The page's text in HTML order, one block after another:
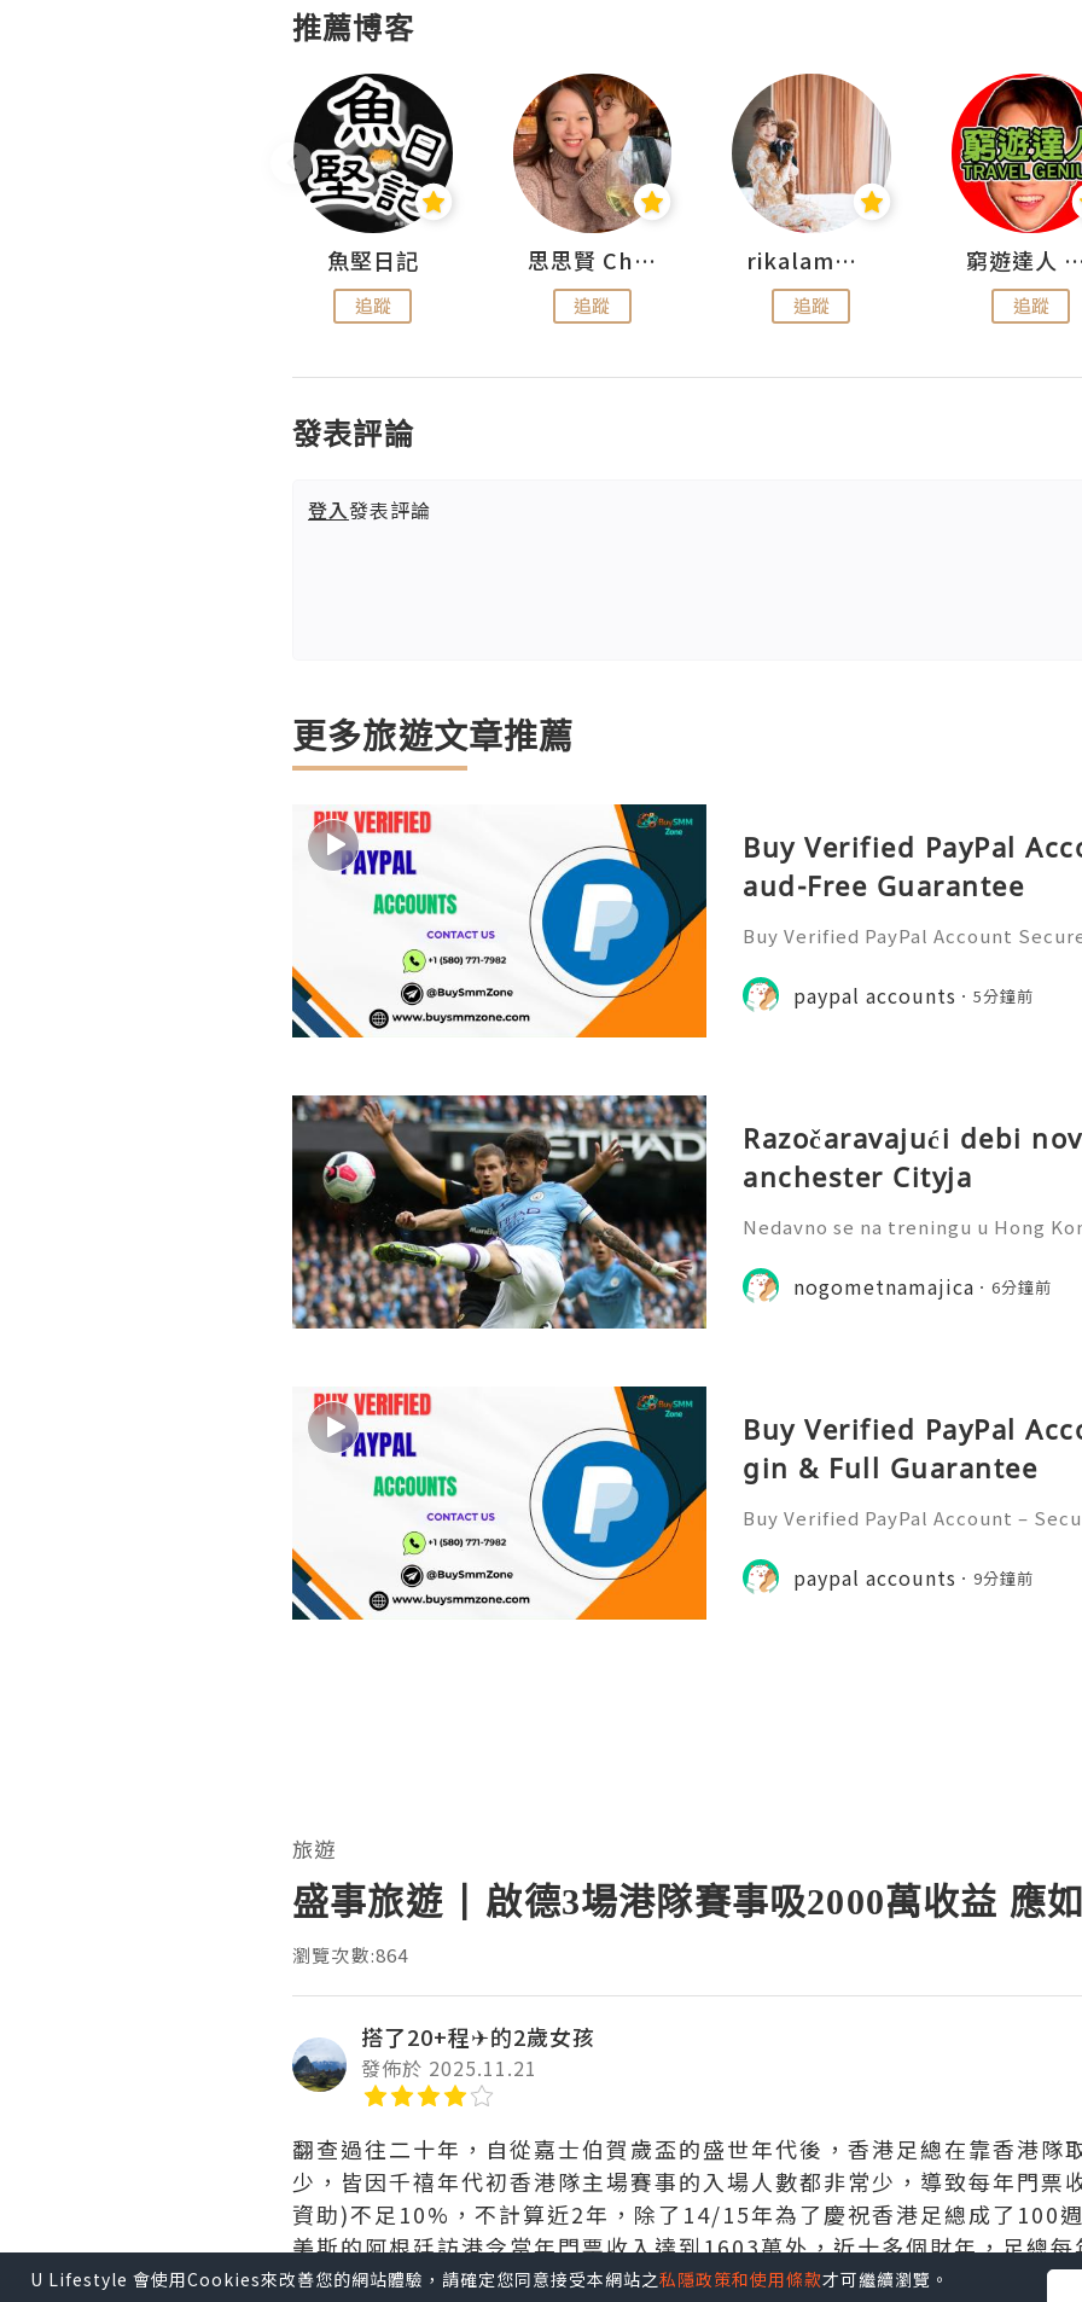
推薦博客
魚堅日記
追蹤
思思賢 ChillMyBabe
追蹤
rikalammm
追蹤
窮遊達人
追蹤
發表評論
登入發表評論
更多旅遊文章推薦
Buy Verified PayPal
aud-Free Guarantee
Buy Verified PayPal Account
e money online. Many people use
s, setting up a PayPal ac
paypal accounts 5分鐘前
Razočaravajući debi
anchester Cityja
Nedavno se na treningu u Hong
dresovi za nogomet su lepršali u
djekivao terenom. Manch
nogometnamajica 6分鐘前
Buy Verified PayPal
gin & Full Guarantee
Buy Verified PayPal Account –
ne wrong move could cost you
line reputation. That’s
paypal accounts 9分鐘前
旅遊
盛事旅遊 | 啟德3場港隊賽事吸2000萬收益 應
瀏覽次數:864
搭了20+程✈的2歲女孩
發佈於 2025.11.21
翻查過往二十年，自從嘉士伯賀歲盃的盛世年代後，香港足總在靠香港隊
少，皆因千禧年代初香港隊主場賽事的入場人數都非常少，導致每年門票
資助)不足10%，不計算近2年，除了14/15年為了慶祝香港足總成了100
美斯的阿根廷訪港令當年門票收入達到1603萬外，近十多個財年，足總
有三百幾萬至六百萬，不及今次一晚的門票收入。
U Lifestyle 會使用Cookies來改善您的網站體驗，請確定您同意接受本網站之私隱政策和使用條款才可繼續瀏覽。